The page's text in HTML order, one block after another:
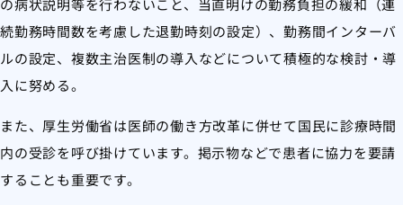
の病状説明等を行わないこと、当直明けの勤務負担の緩和（連
続勤務時間数を考慮した退勤時刻の設定）、勤務間インターバ
ルの設定、複数主治医制の導入などについて積極的な検討・導
入に努める。
また、厚生労働省は医師の働き方改革に併せて国民に診療時間
内の受診を呼び掛けています。掲示物などで患者に協力を要請
することも重要です。